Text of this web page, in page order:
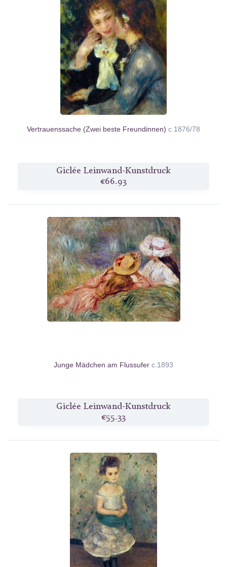
Vertrauenssache (Zwei beste Freundinnen) c.1876/78
Giclée Leinwand-Kunstdruck
€66.93
Junge Mädchen am Flussufer c.1893
Giclée Leinwand-Kunstdruck
€55.33